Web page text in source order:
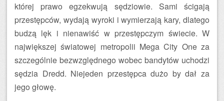
której prawo egzekwują sędziowie. Sami ścigają
przestępców, wydają wyroki i wymierzają kary, dlatego
budzą lęk i nienawiść w przestępczym świecie. W
największej światowej metropolii Mega City One za
szczególnie bezwzględnego wobec bandytów uchodzi
sędzia Dredd. Niejeden przestępca dużo by dał za
jego głowę.